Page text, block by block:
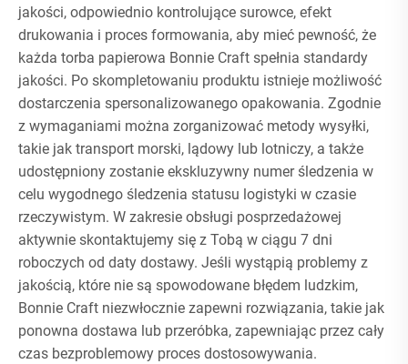
jakości, odpowiednio kontrolujące surowce, efekt
drukowania i proces formowania, aby mieć pewność, że
każda torba papierowa Bonnie Craft spełnia standardy
jakości. Po skompletowaniu produktu istnieje możliwość
dostarczenia spersonalizowanego opakowania. Zgodnie
z wymaganiami można zorganizować metody wysyłki,
takie jak transport morski, lądowy lub lotniczy, a także
udostępniony zostanie ekskluzywny numer śledzenia w
celu wygodnego śledzenia statusu logistyki w czasie
rzeczywistym. W zakresie obsługi posprzedażowej
aktywnie skontaktujemy się z Tobą w ciągu 7 dni
roboczych od daty dostawy. Jeśli wystąpią problemy z
jakością, które nie są spowodowane błędem ludzkim,
Bonnie Craft niezwłocznie zapewni rozwiązania, takie jak
ponowna dostawa lub przeróbka, zapewniając przez cały
czas bezproblemowy proces dostosowywania.